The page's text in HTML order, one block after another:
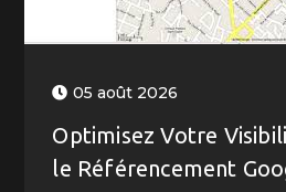
05 août 2026
Optimisez Votre
le Référencement